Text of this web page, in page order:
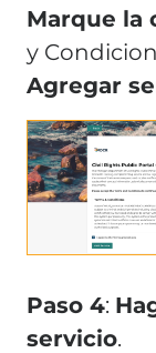
Marque la
y
Agregar
Paso 4:
servicio.